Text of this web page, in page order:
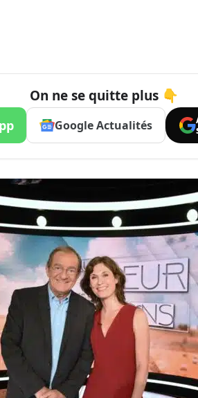
On ne se quitte plus 👇
Google Actualités